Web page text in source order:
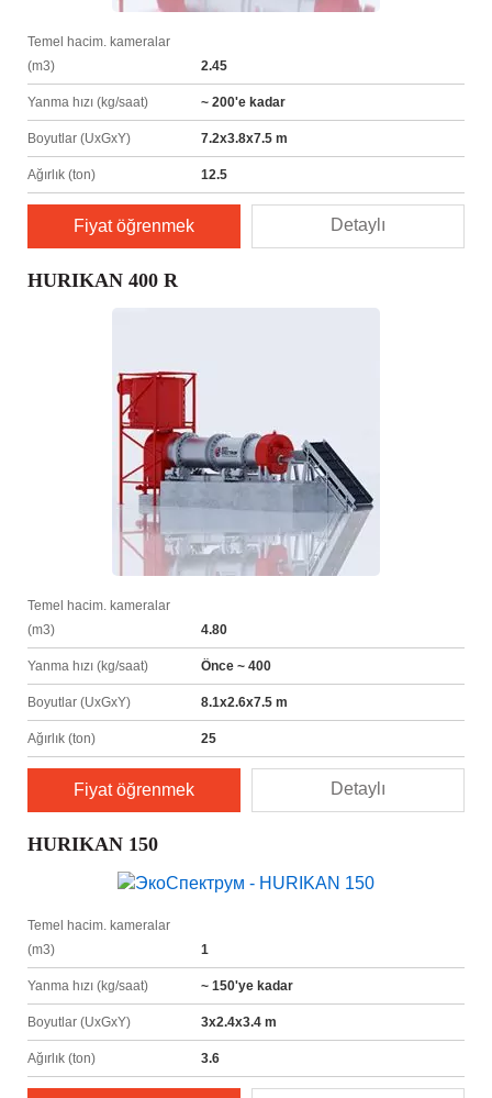
Temel hacim. kameralar
(m3)
2.45
Yanma hızı (kg/saat) ~ 200'e kadar
Boyutlar (UxGxY) 7.2х3.8х7.5 m
Ağırlık (ton) 12.5
Fiyat öğrenmek Detaylı
HURIKAN 400 R
Temel hacim. kameralar
(m3)
4.80
Yanma hızı (kg/saat) Önce ~ 400
Boyutlar (UxGxY) 8.1x2.6x7.5 m
Ağırlık (ton) 25
Fiyat öğrenmek Detaylı
HURIKAN 150
Temel hacim. kameralar
(m3)
1
Yanma hızı (kg/saat) ~ 150'ye kadar
Boyutlar (UxGxY) 3х2.4х3.4 m
Ağırlık (ton) 3.6